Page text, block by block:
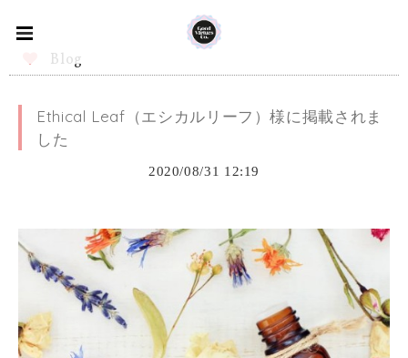
Blog
Ethical Leaf（エシカルリーフ）様に掲載されま
した
2020/08/31 12:19